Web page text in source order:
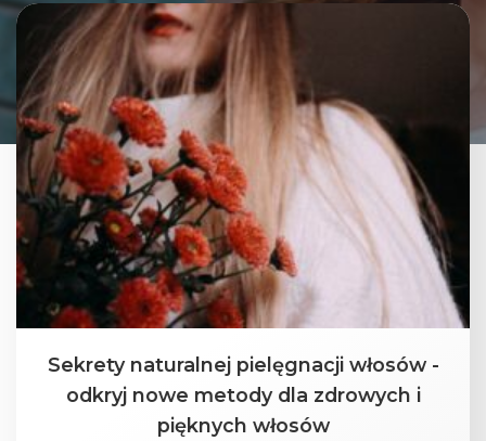
Sekrety naturalnej pielęgnacji włosów -
odkryj nowe metody dla zdrowych i
pięknych włosów